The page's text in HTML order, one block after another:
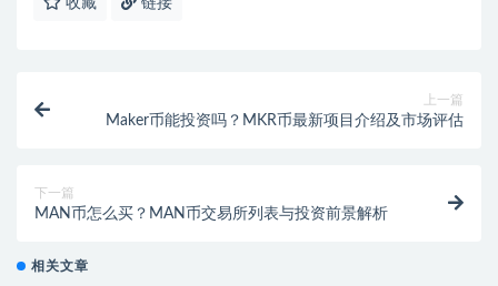
收藏 链接
上一篇
Maker币能投资吗？MKR币最新项目介绍及市场评估
下一篇
MAN币怎么买？MAN币交易所列表与投资前景解析
相关文章